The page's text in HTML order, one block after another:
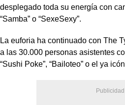
desplegado toda su energía con
“Samba” o “SexeSexy”.
La euforia ha continuado con The
a las 30.000 personas asistentes
“Sushi Poke”, “Bailoteo” o el ya